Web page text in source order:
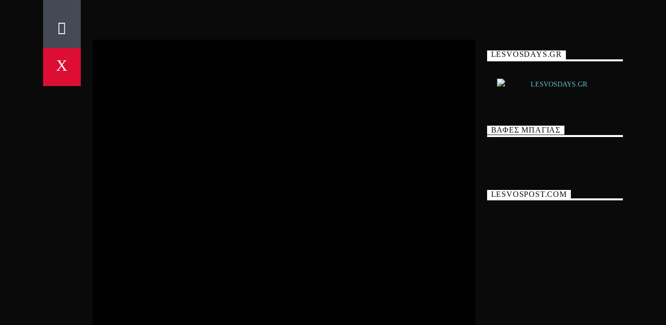
LESVOSDAYS.GR
ΒΑΦΕΣ ΜΠΑΓΙΑΣ
LESVOSPOST.COM